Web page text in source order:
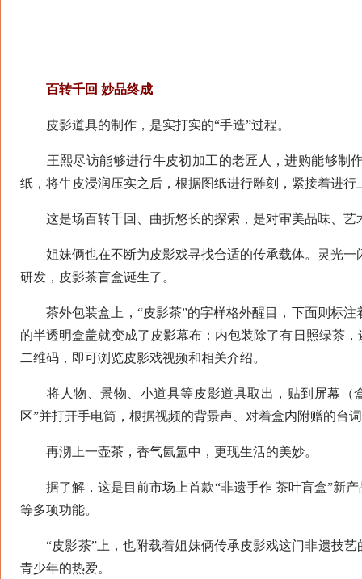
百转千回 妙品终成
皮影道具的制作，是实打实的“手造”过程。
王熙尽访能够进行牛皮初加工的老匠人，进购能够制
纸，将牛皮浸润压实之后，根据图纸进行雕刻，紧接着进
这是场百转千回、曲折悠长的探索，是对审美品味、艺
姐妹俩也在不断为皮影戏寻找合适的传承载体。灵光
研发，皮影茶盲盒诞生了。
茶外包装盒上，“皮影茶”的字样格外醒目，下面则标注
的半透明盒盖就变成了皮影幕布；内包装除了有日照绿茶
二维码，即可浏览皮影戏视频和相关介绍。
将人物、景物、小道具等皮影道具取出，贴到屏幕（
区”并打开手电筒，根据视频的背景声、对着盒内附赠的台
再沏上一壶茶，香气氤氲中，更现生活的美妙。
据了解，这是目前市场上首款“非遗手作 茶叶盲盒”新产
等多项功能。
“皮影茶”上，也附载着姐妹俩传承皮影戏这门非遗技艺
青少年的热爱。